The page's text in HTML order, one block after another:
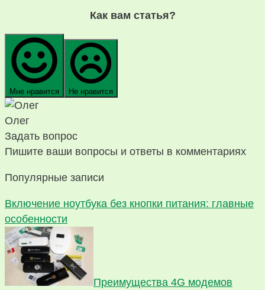
Как вам статья?
Мне нравится Не нравится
Олег
Задать вопрос
Пишите ваши вопросы и ответы в комментариях
Популярные записи
Включение ноутбука без кнопки питания: главные
особенности
Преимущества 4G модемов